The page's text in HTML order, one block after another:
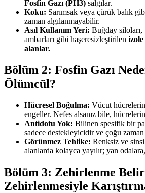
Fosfin Gazı (PH3) salgılar.
Koku: Sarımsak veya çürük balık
zaman algılanmayabilir.
Asıl Kullanım Yeri: Buğday siloları,
ambarları gibi haşeresizleştirilen izole
alanlar.
Bölüm 2: Fosfin Gazı
Ölümcül?
Hücresel Boğulma: Vücut
engeller. Nefes alsanız bile,
Antidotu Yok: Bilinen spesifik bir
sadece destekleyicidir ve çoğu zaman
Görünmez Tehlike: Renksiz ve
alanlarda kolayca yayılır; yan
Bölüm 3: Zehirlenme
Zehirlenmesiyle